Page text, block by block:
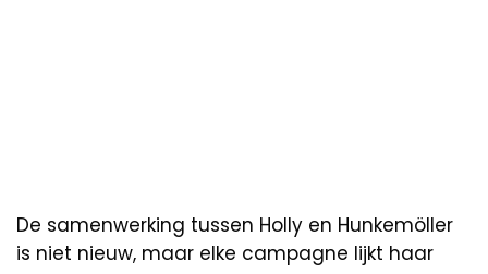
De samenwerking tussen Holly en Hunkemöller
is niet nieuw, maar elke campagne lijkt haar